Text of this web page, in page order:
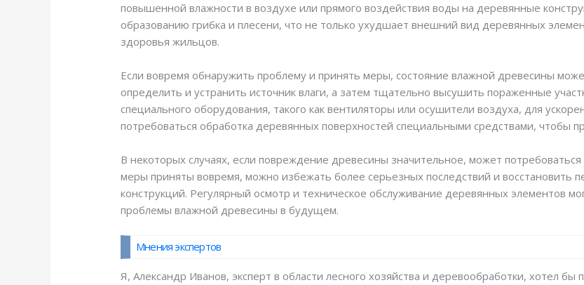
повышенной влажности в воздухе или прямого воздействия воды на деревянные
образованию грибка и плесени, что не только ухудшает внешний вид деревянных
здоровья жильцов.
Если вовремя обнаружить проблему и принять меры, состояние влажной древесины
определить и устранить источник влаги, а затем тщательно высушить пораженные
специального оборудования, такого как вентиляторы или осушители воздуха, для
потребоваться обработка деревянных поверхностей специальными средствами, чтобы
В некоторых случаях, если повреждение древесины значительное, может
меры приняты вовремя, можно избежать более серьезных последствий и восстановить
конструкций. Регулярный осмотр и техническое обслуживание деревянных элементов
проблемы влажной древесины в будущем.
Мнения экспертов
Я, Александр Иванов, эксперт в области лесного хозяйства и деревообработки, хотел бы